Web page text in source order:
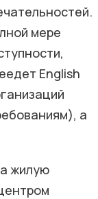
мере
English
а
жилую